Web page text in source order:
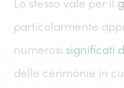
Lo stesso vale per il
particolarmente
numerosi significati
delle cerimonie in